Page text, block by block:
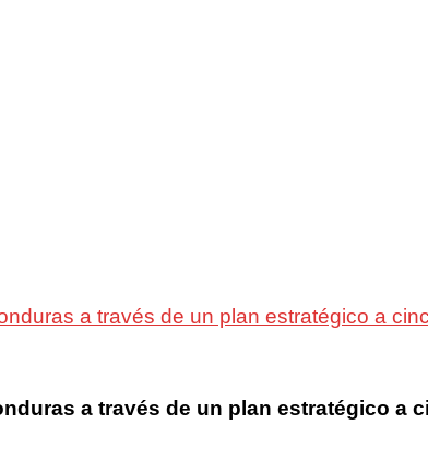
a través de un plan estratégico a
a través de un plan estratégico a